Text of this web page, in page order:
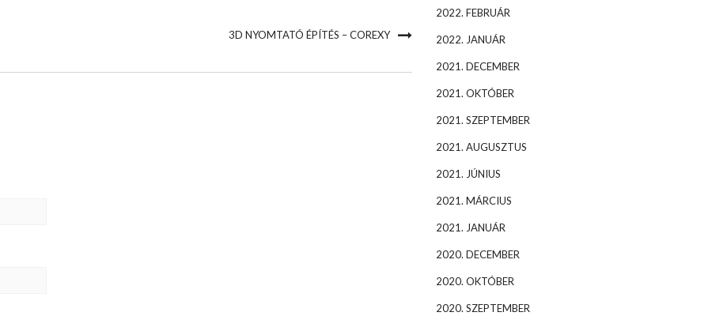
3D NYOMTATÓ ÉPÍTÉS – COREXY
2022. FEBRUÁR
2022. JANUÁR
2021. DECEMBER
2021. OKTÓBER
2021. SZEPTEMBER
2021. AUGUSZTUS
2021. JÚNIUS
2021. MÁRCIUS
2021. JANUÁR
2020. DECEMBER
2020. OKTÓBER
2020. SZEPTEMBER